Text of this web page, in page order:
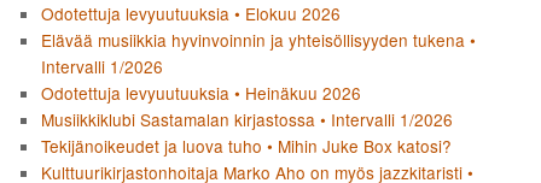
Odotettuja levyuutuuksia • Elokuu 2026
Elävää musiikkia hyvinvoinnin ja yhteisöllisyyden tukena •
Intervalli 1/2026
Odotettuja levyuutuuksia • Heinäkuu 2026
Musiikkiklubi Sastamalan kirjastossa • Intervalli 1/2026
Tekijänoikeudet ja luova tuho • Mihin Juke Box katosi?
Kulttuurikirjastonhoitaja Marko Aho on myös jazzkitaristi •